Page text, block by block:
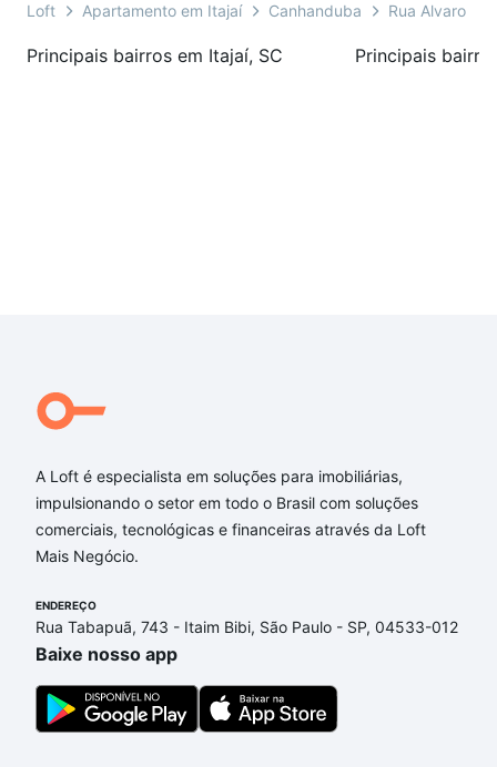
Loft Apartamento em Itajaí Canhanduba Rua Alvaro
Principais bairros em Itajaí, SC Principais
A Loft é especialista em soluções para imobiliárias,
impulsionando o setor em todo o Brasil com soluções
comerciais, tecnológicas e financeiras através da Loft
Mais Negócio.
ENDEREÇO
Rua Tabapuã, 743 - Itaim Bibi, São Paulo - SP, 04533-012
Baixe nosso app